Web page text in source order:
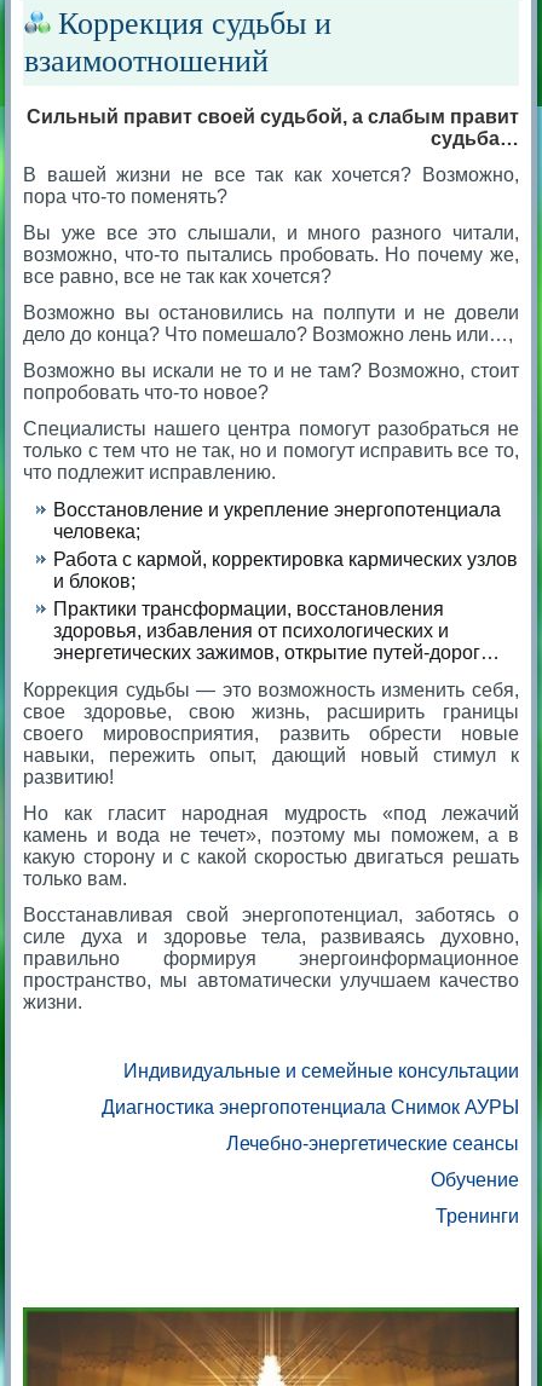
Коррекция судьбы и
взаимоотношений
Сильный правит своей судьбой, а слабым правит
судьба…
В вашей жизни не все так как хочется? Возможно,
пора что-то поменять?
Вы уже все это слышали, и много разного читали,
возможно, что-то пытались пробовать. Но почему же,
все равно, все не так как хочется?
Возможно вы остановились на полпути и не довели
дело до конца? Что помешало? Возможно лень или…,
Возможно вы искали не то и не там? Возможно, стоит
попробовать что-то новое?
Специалисты нашего центра помогут разобраться не
только с тем что не так, но и помогут исправить все то,
что подлежит исправлению.
Восстановление и укрепление энергопотенциала
человека;
Работа с кармой, корректировка кармических узлов
и блоков;
Практики трансформации, восстановления
здоровья, избавления от психологических и
энергетических зажимов, открытие путей-дорог…
Коррекция судьбы — это возможность изменить себя,
свое здоровье, свою жизнь, расширить границы
своего мировосприятия, развить обрести новые
навыки, пережить опыт, дающий новый стимул к
развитию!
Но как гласит народная мудрость «под лежачий
камень и вода не течет», поэтому мы поможем, а в
какую сторону и с какой скоростью двигаться решать
только вам.
Восстанавливая свой энергопотенциал, заботясь о
силе духа и здоровье тела, развиваясь духовно,
правильно формируя энергоинформационное
пространство, мы автоматически улучшаем качество
жизни.
Индивидуальные и семейные консультации
Диагностика энергопотенциала Снимок АУРЫ
Лечебно-энергетические сеансы
Обучение
Тренинги